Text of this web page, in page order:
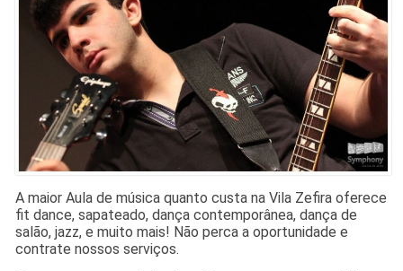
A maior Aula de música quanto custa na Vila Zefira oferece
fit dance, sapateado, dança contemporânea, dança de
salão, jazz, e muito mais! Não perca a oportunidade e
contrate nossos serviços.